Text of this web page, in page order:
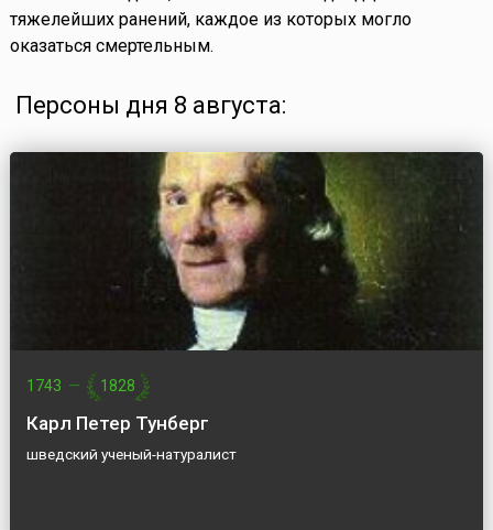
тяжелейших ранений, каждое из которых могло
оказаться смертельным.
Персоны дня 8 августа:
1743 — 1828
Карл Петер Тунберг
шведский ученый-натуралист